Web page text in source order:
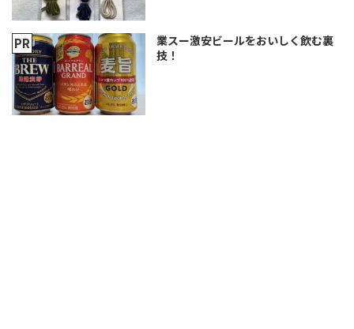
業スー激安ビールをおいしく飲む裏
技！